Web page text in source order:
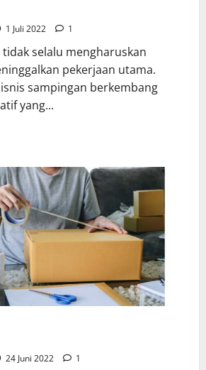
1 Juli 2022 1
selalu mengharuskan
pekerjaan utama.
sampingan berkembang
yang...
24 Juni 2022 1